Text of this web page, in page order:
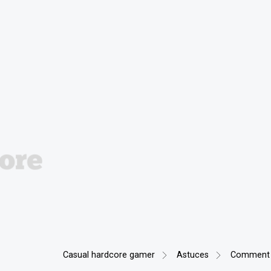
Casual hardcore gamer Astuces Comment